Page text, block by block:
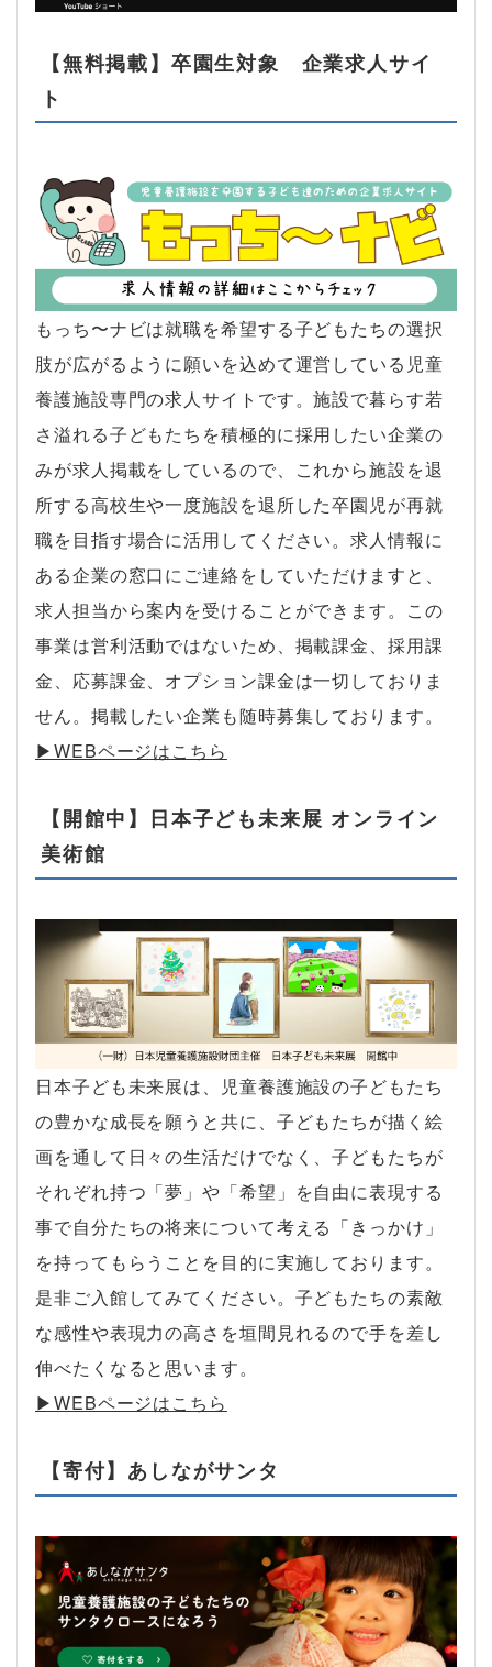
【無料掲載】卒園生対象 企業求人サイ
ト
もっち〜ナビは就職を希望する子どもたちの選択
肢が広がるように願いを込めて運営している児童
養護施設専門の求人サイトです。施設で暮らす若
さ溢れる子どもたちを積極的に採用したい企業の
みが求人掲載をしているので、これから施設を退
所する高校生や一度施設を退所した卒園児が再就
職を目指す場合に活用してください。求人情報に
ある企業の窓口にご連絡をしていただけますと、
求人担当から案内を受けることができます。この
事業は営利活動ではないため、掲載課金、採用課
金、応募課金、オプション課金は一切しておりま
せん。掲載したい企業も随時募集しております。
▶︎WEBページはこちら
【開館中】日本子ども未来展 オンライン
美術館
日本子ども未来展は、児童養護施設の子どもたち
の豊かな成長を願うと共に、子どもたちが描く絵
画を通して日々の生活だけでなく、子どもたちが
それぞれ持つ「夢」や「希望」を自由に表現する
事で自分たちの将来について考える「きっかけ」
を持ってもらうことを目的に実施しております。
是非ご入館してみてください。子どもたちの素敵
な感性や表現力の高さを垣間見れるので手を差し
伸べたくなると思います。
▶︎WEBページはこちら
【寄付】あしながサンタ